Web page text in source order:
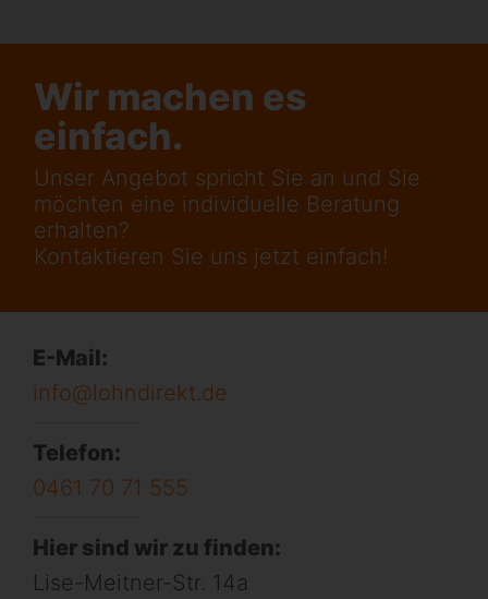
Wir machen es
einfach.
Unser Angebot spricht Sie an und Sie
möchten eine individuelle Beratung
erhalten?
Kontaktieren Sie uns jetzt einfach!
E-Mail:
info@lohndirekt.de
Telefon:
0461 70 71 555
Hier sind wir zu finden:
Lise-Meitner-Str. 14a